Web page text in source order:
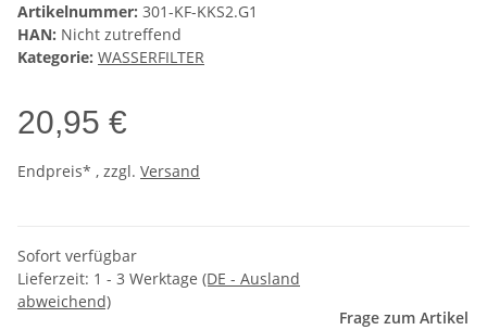
Artikelnummer: 301-KF-KKS2.G1
HAN: Nicht zutreffend
Kategorie: WASSERFILTER
20,95 €
Endpreis* , zzgl. Versand
Sofort verfügbar
Lieferzeit: 1 - 3 Werktage (DE - Ausland
abweichend)
Frage zum Artikel